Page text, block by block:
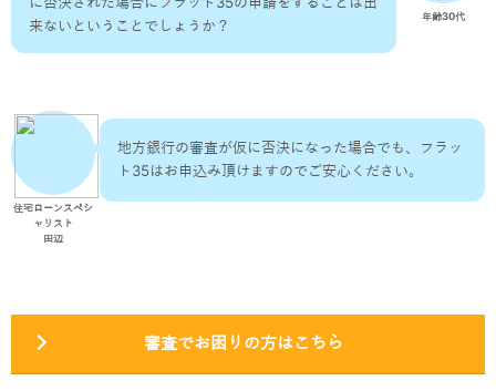
年齢30代
来ないということでしょうか？
住宅ローンスペシ
ャリスト
田辺
地方銀行の審査が仮に否決になった場合でも、フラッ
ト35はお申込み頂けますのでご安心ください。
審査でお困りの方はこちら